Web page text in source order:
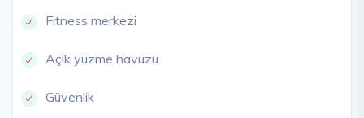
Fitness merkezi
Açık yüzme havuzu
Güvenlik